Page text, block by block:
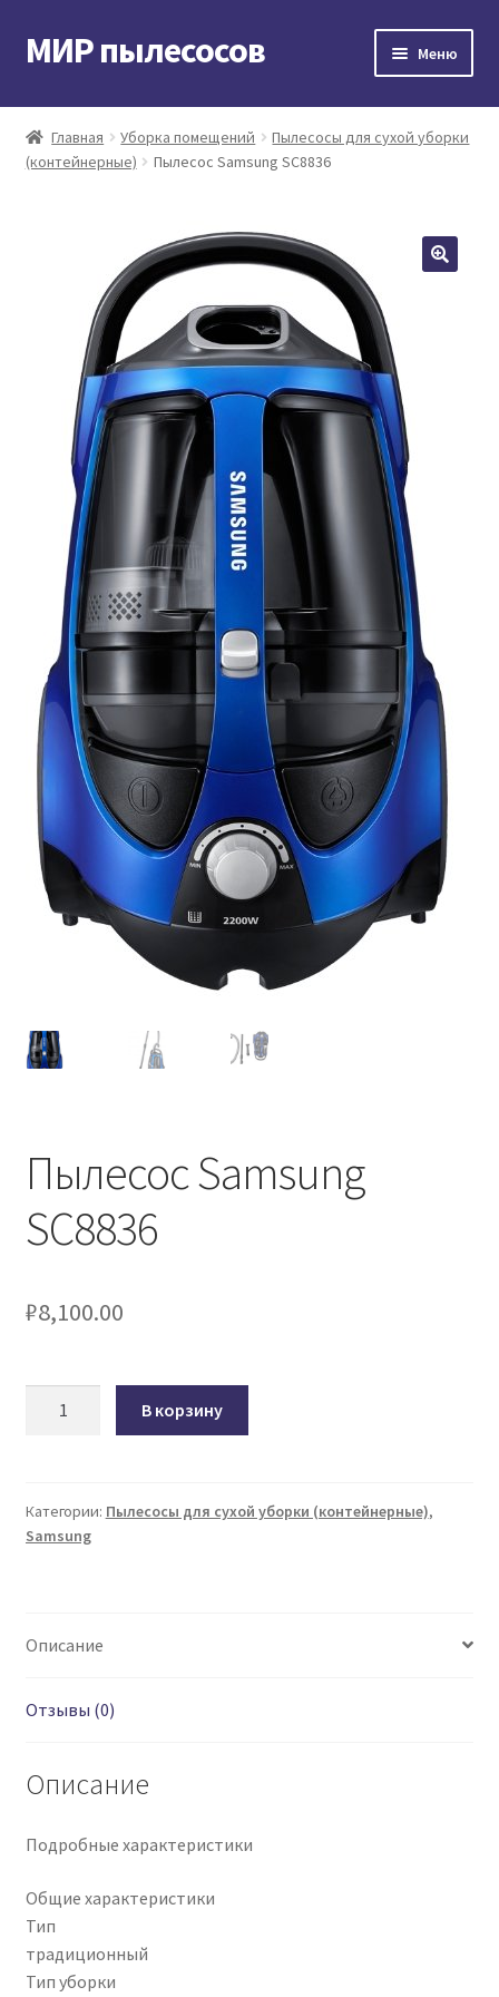
Перейти
к
Перейти
к
МИР пылесосов Меню
Главная
Мой аккаунт
Корзина
Главная Уборка помещений
Пылесосы для сухой уборки
(контейнерные)
Пылесос Samsung SC8836
Пылесос Samsung
SC8836
₽8,100.00
SC8836
В корзину
Категории: Пылесосы для сухой уборки (контейнерные),
Samsung
Описание
Отзывы (0)
Описание
Подробные характеристики
Общие характеристики
Тип
традиционный
Тип уборки